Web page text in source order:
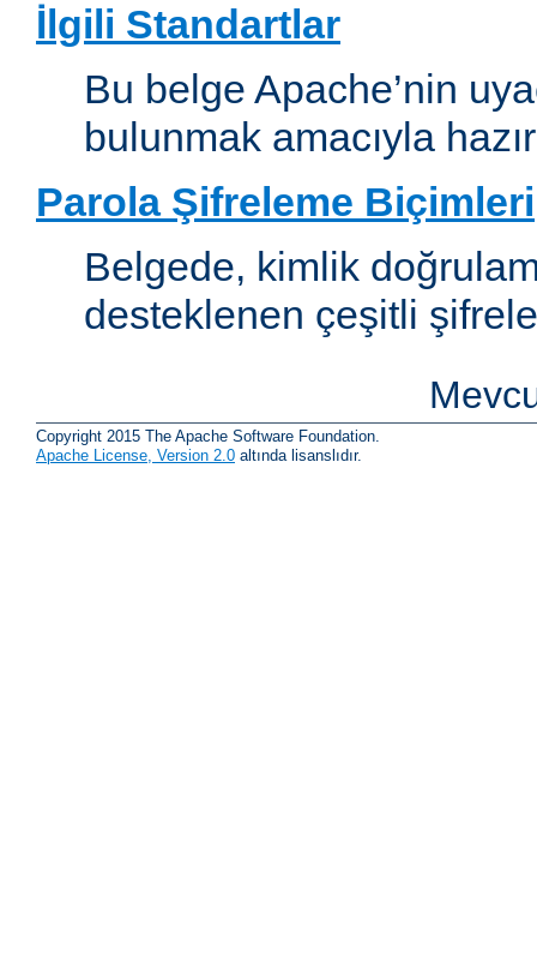
İlgili Standartlar
Bu belge Apache’nin
bulunmak amacıyla
Parola Şifreleme Biçimleri
Belgede, kimlik
desteklenen çeşitli
Copyright 2015 The Apache Software Foundation.
Apache License, Version 2.0 altında lisanslıdır.